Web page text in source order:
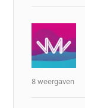
8 weergaven